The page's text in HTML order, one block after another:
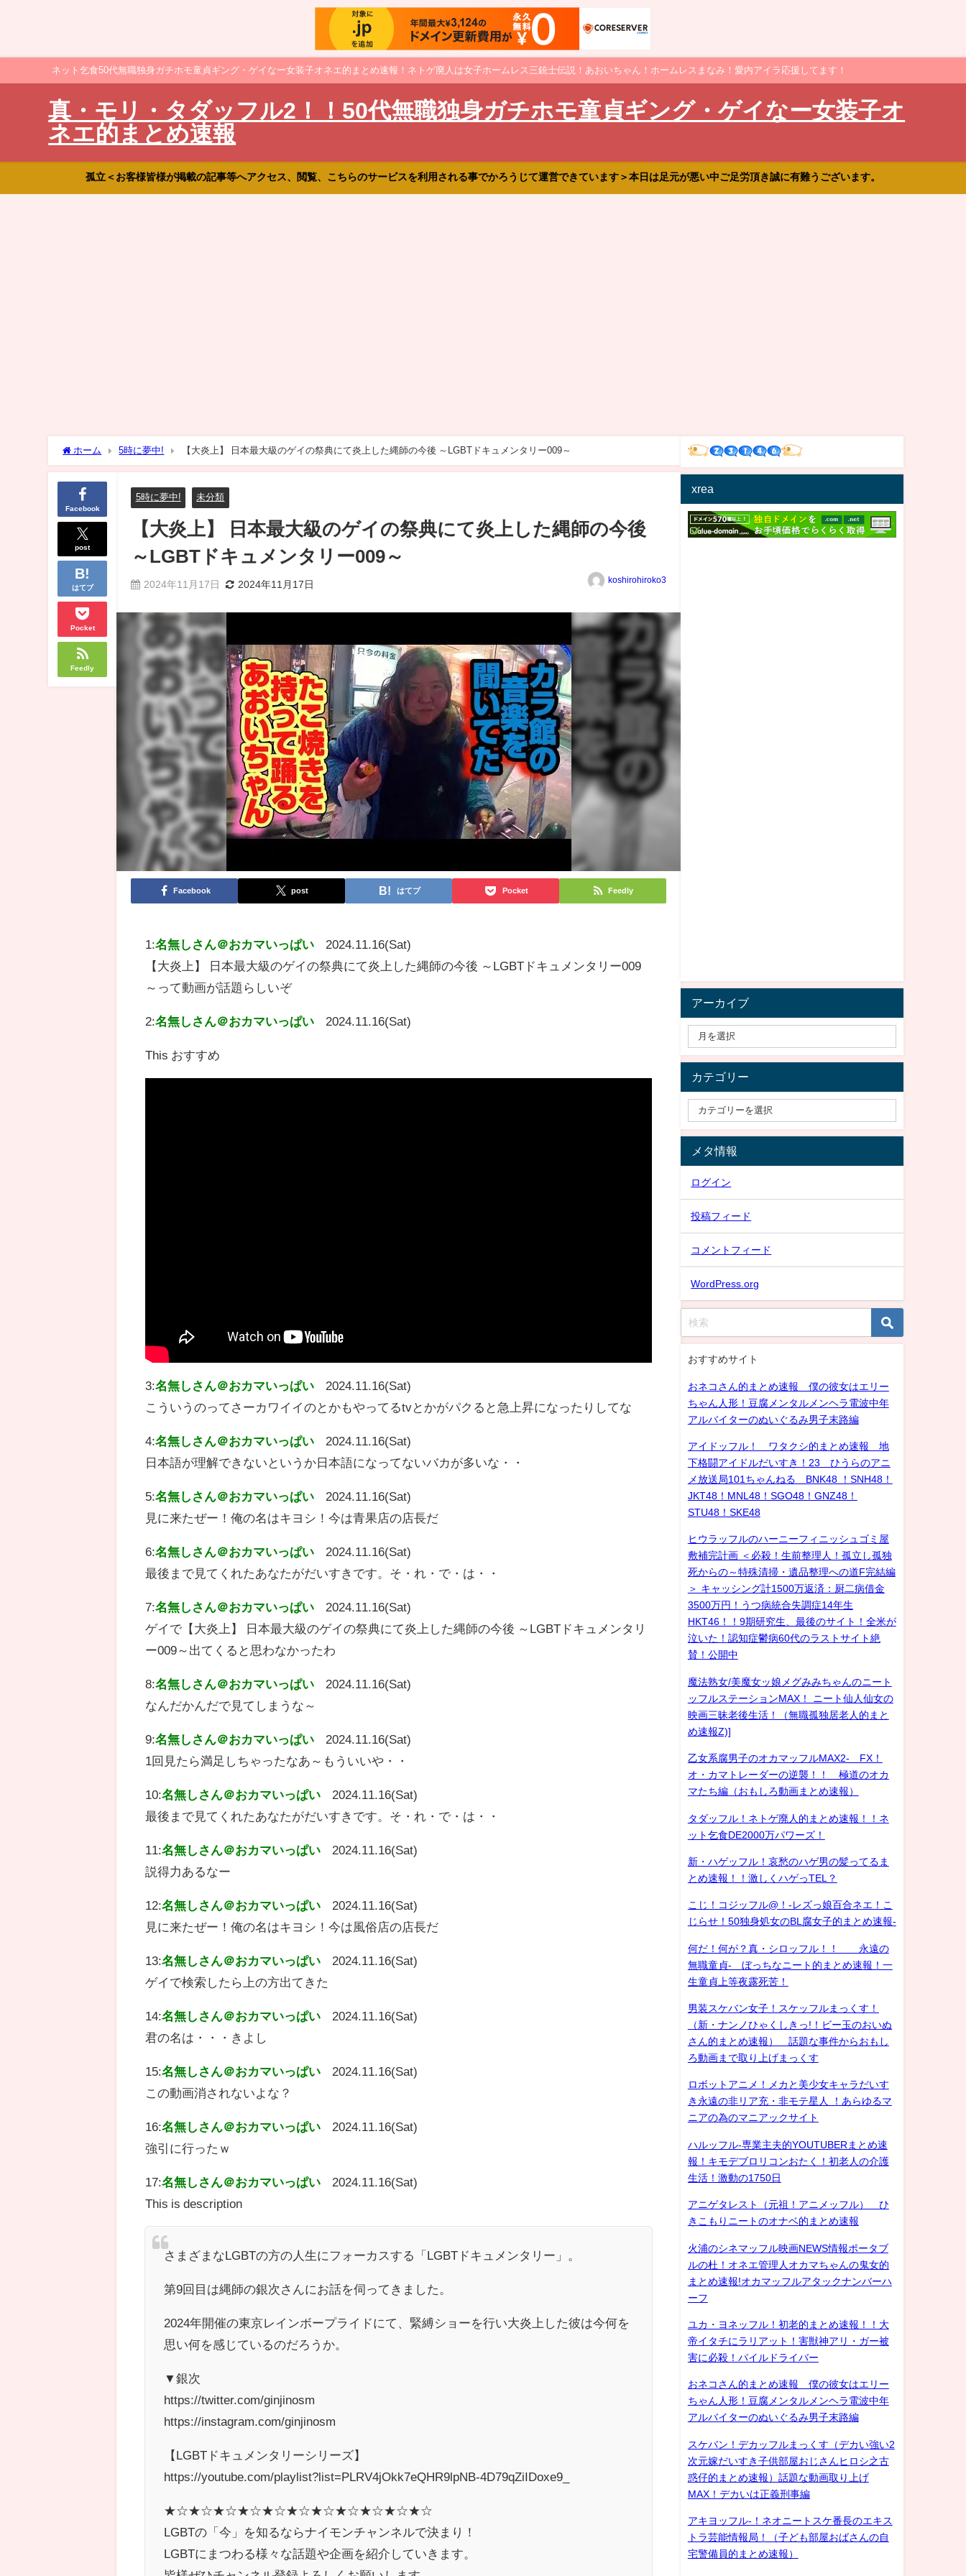
ネット乞食50代無職独身ガチホモ童貞ギング・ゲイなー女装子オネエ的まとめ速報！ネトゲ廃人は女子ホームレス三銃士伝説！あおいちゃん！ホームレスまなみ！愛内アイラ応援してます！
真・モリ・タダッフル2！！50代無職独身ガチホモ童貞ギング・ゲイなー女装子オ
ネエ的まとめ速報
孤立＜お客様皆様が掲載の記事等へアクセス、閲覧、こちらのサービスを利用される事でかろうじて運営できています＞本日は足元が悪い中ご足労頂き誠に有難うございます。
ホーム 5時に夢中! 【大炎上】 日本最大級のゲイの祭典にて炎上した縄師の今後 ～LGBTドキュメンタリー009～
Facebook
post
はてブ
Pocket
Feedly
5時に夢中! 未分類
【大炎上】 日本最大級のゲイの祭典にて炎上した縄師の今後
～LGBTドキュメンタリー009～
2024年11月17日 2024年11月17日 koshirohiroko3
Facebook post はてブ Pocket Feedly
1:名無しさん＠おカマいっぱい
2024.11.16(Sat)
【大炎上】 日本最大級のゲイの祭典にて炎上した縄師の今後 ～LGBTドキュメンタリー009
～って動画が話題らしいぞ
2:名無しさん＠おカマいっぱい 2024.11.16(Sat)
This おすすめ
3:名無しさん＠おカマいっぱい
2024.11.16(Sat)
こういうのってさーカワイイのとかもやってるtvとかがパクると急上昇になったりしてな
4:名無しさん＠おカマいっぱい
2024.11.16(Sat)
日本語が理解できないというか日本語になってないバカが多いな・・
5:名無しさん＠おカマいっぱい
2024.11.16(Sat)
見に来たぜー！俺の名はキヨシ！今は青果店の店長だ
6:名無しさん＠おカマいっぱい
2024.11.16(Sat)
最後まで見てくれたあなたがだいすきです。そ・れ・で・は・・
7:名無しさん＠おカマいっぱい
2024.11.16(Sat)
ゲイで【大炎上】 日本最大級のゲイの祭典にて炎上した縄師の今後 ～LGBTドキュメンタリ
ー009～出てくると思わなかったわ
8:名無しさん＠おカマいっぱい
2024.11.16(Sat)
なんだかんだで見てしまうな～
9:名無しさん＠おカマいっぱい
2024.11.16(Sat)
1回見たら満足しちゃったなあ～もういいや・・
10:名無しさん＠おカマいっぱい
2024.11.16(Sat)
最後まで見てくれたあなたがだいすきです。そ・れ・で・は・・
11:名無しさん＠おカマいっぱい
2024.11.16(Sat)
説得力あるなー
12:名無しさん＠おカマいっぱい
2024.11.16(Sat)
見に来たぜー！俺の名はキヨシ！今は風俗店の店長だ
13:名無しさん＠おカマいっぱい
2024.11.16(Sat)
ゲイで検索したら上の方出てきた
14:名無しさん＠おカマいっぱい
2024.11.16(Sat)
君の名は・・・きよし
15:名無しさん＠おカマいっぱい
2024.11.16(Sat)
この動画消されないよな？
16:名無しさん＠おカマいっぱい
2024.11.16(Sat)
強引に行ったｗ
17:名無しさん＠おカマいっぱい
2024.11.16(Sat)
This is description
さまざまなLGBTの方の人生にフォーカスする「LGBTドキュメンタリー」。
第9回目は縄師の銀次さんにお話を伺ってきました。
2024年開催の東京レインボープライドにて、緊縛ショーを行い大炎上した彼は今何を
思い何を感じているのだろうか。
▼銀次
https://twitter.com/ginjinosm
https://instagram.com/ginjinosm
【LGBTドキュメンタリーシリーズ】
https://youtube.com/playlist?list=PLRV4jOkk7eQHR9lpNB-4D79qZiIDoxe9_
★☆★☆★☆★☆★☆★☆★☆★☆★☆★☆★☆
LGBTの「今」を知るならナイモンチャンネルで決まり！
LGBTにまつわる様々な話題や企画を紹介していきます。
xrea
アーカイブ
カテゴリー
メタ情報
ログイン
投稿フィード
コメントフィード
WordPress.org
おすすめサイト
おネコさん的まとめ速報 僕の彼女はエリー
ちゃん人形！豆腐メンタルメンヘラ電波中年
アルバイターのぬいぐるみ男子末路編
アイドッフル！ ワタクシ的まとめ速報 地
下格闘アイドルだいすき！23 ひうらのアニ
メ放送局101ちゃんねる BNK48 ！SNH48！
JKT48！MNL48！SGO48！GNZ48！
STU48！SKE48
ヒウラッフルのハーニーフィニッシュゴミ屋
敷補完計画 ＜必殺！生前整理人！孤立し孤独
死からの～特殊清掃・遺品整理への道F完結編
＞ キャッシング計1500万返済：厨二病借金
3500万円！うつ病統合失調症14年生
HKT46！！9期研究生、最後のサイト！全米が
泣いた！認知症鬱病60代のラストサイト絶
賛！公開中
魔法熟女/美魔女ッ娘メグみみちゃんのニート
ッフルステーションMAX！ ニート仙人仙女の
映画三昧老後生活！（無職孤独居老人的まと
め速報Z)]
乙女系腐男子のオカマッフルMAX2- FX！
オ・カマトレーダーの逆襲！！ 極道のオカ
マたち編（おもしろ動画まとめ速報）
タダッフル！ネトゲ廃人的まとめ速報！！ネ
ット乞食DE2000万パワーズ！
新・ハゲッフル！哀愁のハゲ男の髪ってるま
とめ速報！！激しくハゲっTEL？
こじ！コジッフル@！-レズっ娘百合ネエ！こ
じらせ！50独身処女のBL腐女子的まとめ速報-
何だ！何が？真・シロッフル！！ 永遠の
無職童貞- ぼっちなニート的まとめ速報！一
生童貞上等夜露死苦！
男装スケバン女子！スケッフルまっくす！
（新・ナンノひゃくしきっ!！ビー玉のおいぬ
さん的まとめ速報） 話題な事件からおもし
ろ動画まで取り上げまっくす
ロボットアニメ！メカと美少女キャラだいす
き永遠の非リア充・非モテ星人 ！あらゆるマ
ニアの為のマニアックサイト
ハルッフル-専業主夫的YOUTUBERまとめ速
報！キモデブロリコンおたく！初老人の介護
生活！激動の1750日
アニゲタレスト（元祖！アニメッフル） ひ
きこもりニートのオナベ的まとめ速報
火浦のシネマッフル映画NEWS情報ポータブ
ルの杜！オネエ管理人オカマちゃんの鬼女的
まとめ速報!オカマッフルアタックナンバーハ
ーフ
ユカ・ヨネッフル！初老的まとめ速報！！大
帝イタチにラリアット！害獣神アリ・ガー被
害に必殺！パイルドライバー
おネコさん的まとめ速報 僕の彼女はエリー
ちゃん人形！豆腐メンタルメンヘラ電波中年
アルバイターのぬいぐるみ男子末路編
スケバン！デカッフルまっくす（デカい強い2
次元嫁だいすき子供部屋おじさんヒロシ之古
惑仔的まとめ速報）話題な動画取り上げ
MAX！デカいは正義刑事編
アキヨッフル-！ネオニートスケ番長のエキス
トラ芸能情報局！（子ども部屋おばさんの自
宅警備員的まとめ速報）